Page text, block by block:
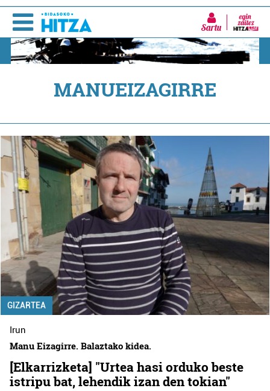
Sartu
MANUEIZAGIRRE
GIZARTEA
Irun
Manu Eizagirre. Balaztako kidea.
[Elkarrizketa] "Urtea hasi orduko beste
istripu bat, lehendik izan den tokian"